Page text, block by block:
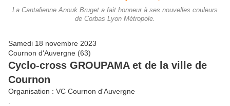
La Cantalienne Anouk Bruget a fait honneur à ses nouvelles couleurs
de Corbas Lyon Métropole.
Samedi 18 novembre 2023
Cournon d'Auvergne (63)
Cyclo-cross GROUPAMA et de la ville de
Cournon
Organisation : VC Cournon d'Auvergne